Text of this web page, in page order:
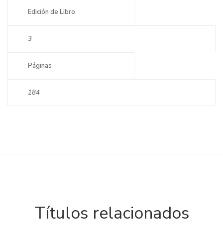
Edición de Libro
3
Páginas
184
Títulos relacionados